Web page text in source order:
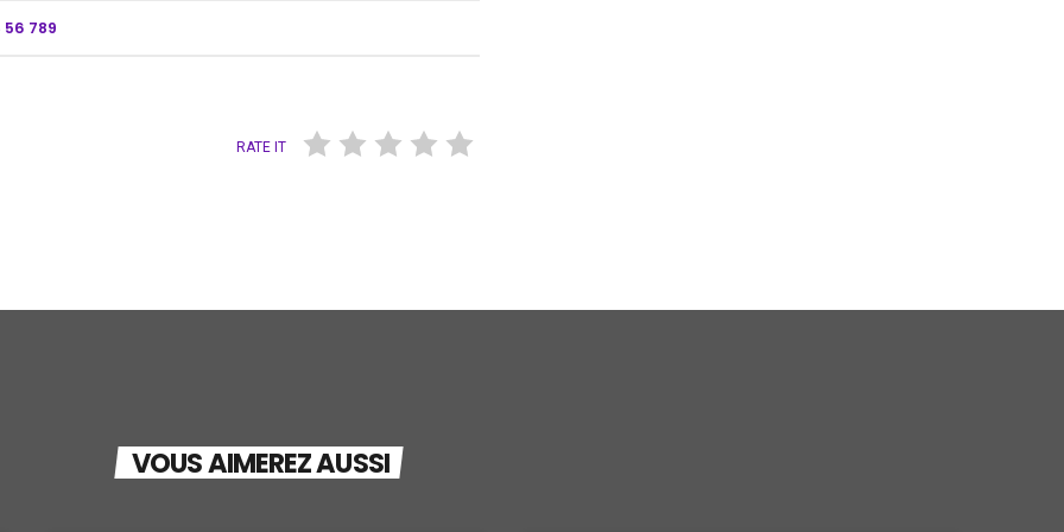
56 789
RATE IT
VOUS AIMEREZ AUSSI